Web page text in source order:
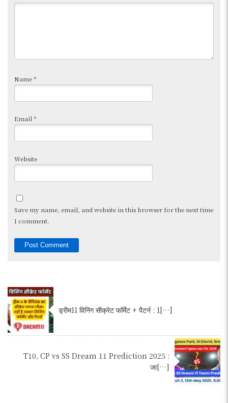
Name*
Email*
Website
Save my name, email, and website in this browser for the next time
I comment.
ड्रीम11 विनिंग सीक्रेट फॉर्मेट + पैटर्न : 1[…]
T10, CP vs SS Dream 11 Prediction 2025 :
जा[…]